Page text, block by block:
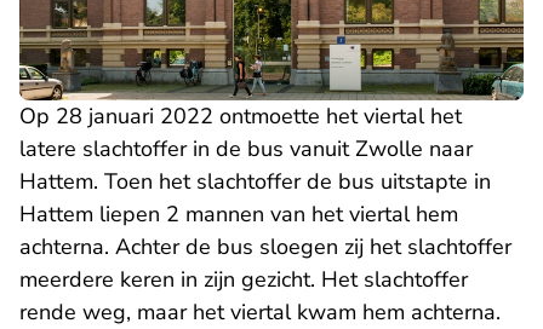
Op 28 januari 2022 ontmoette het viertal het
latere slachtoffer in de bus vanuit Zwolle naar
Hattem. Toen het slachtoffer de bus uitstapte in
Hattem liepen 2 mannen van het viertal hem
achterna. Achter de bus sloegen zij het slachtoffer
meerdere keren in zijn gezicht. Het slachtoffer
rende weg, maar het viertal kwam hem achterna.